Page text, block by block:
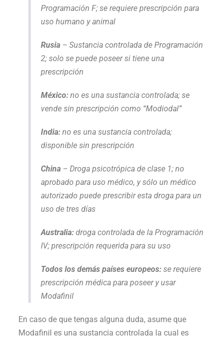
Programación F; se requiere prescripción para
uso humano y animal
Rusia – Sustancia controlada de Programación
2; solo se puede poseer si tiene una
prescripción
México: no es una sustancia controlada; se
vende sin prescripción como “Modiodal”
India: no es una sustancia controlada;
disponible sin prescripción
China – Droga psicotrópica de clase 1; no
aprobado para uso médico, y sólo un médico
autorizado puede prescribir esta droga para un
uso de tres días
Australia: droga controlada de la Programación
IV; prescripción requerida para su uso
Todos los demás países europeos: se requiere
prescripción médica para poseer y usar
Modafinil
En caso de que tengas alguna duda, asume que
Modafinil es una sustancia controlada la cual es